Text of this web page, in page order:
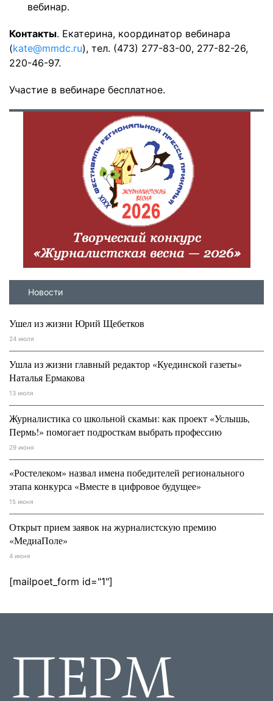
вебинар.
Контакты. Екатерина, координатор вебинара
(kate@mmdc.ru), тел. (473) 277-83-00, 277-82-26,
220-46-97.
Участие в вебинаре бесплатное.
Новости
Ушел из жизни Юрий Щебетков
24 июля
Ушла из жизни главный редактор «Куединской газеты»
Наталья Ермакова
13 июля
Журналистика со школьной скамьи: как проект «Услышь,
Пермь!» помогает подросткам выбрать профессию
29 июня
«Ростелеком» назвал имена победителей регионального
этапа конкурса «Вместе в цифровое будущее»
15 июня
Открыт прием заявок на журналистскую премию
«МедиаПоле»
4 июня
[mailpoet_form id="1"]